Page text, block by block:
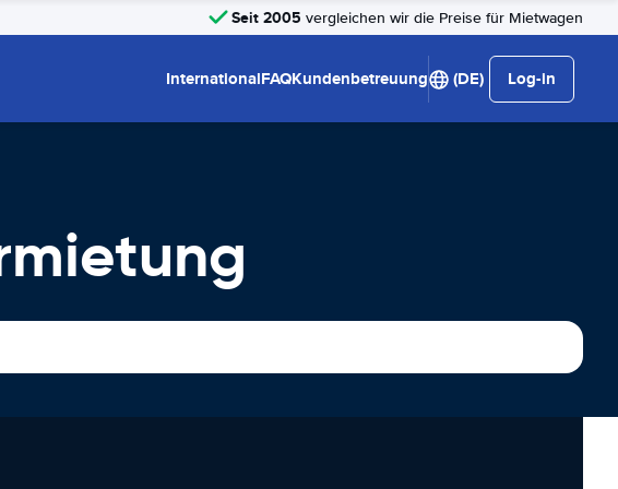
Seit 2005 vergleichen wir die Preise für Mietwagen
InternationalFAQKundenbetreuung (DE) Log-in